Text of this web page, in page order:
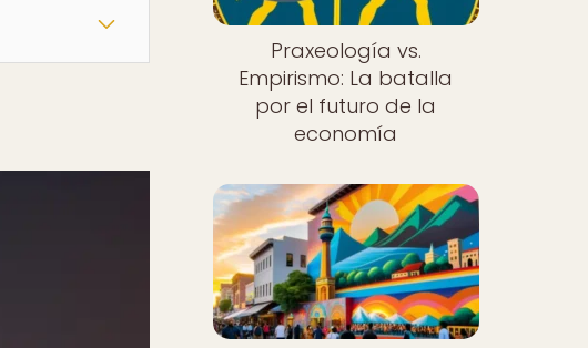
Praxeología vs.
Empirismo: La batalla
por el futuro de la
economía